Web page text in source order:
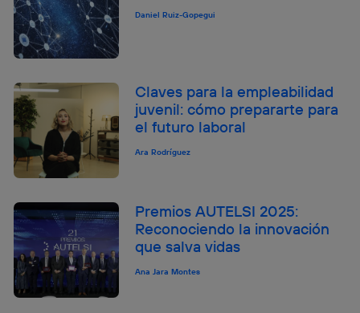
Daniel Ruiz-Gopegui
Claves para la empleabilidad
juvenil: cómo prepararte para
el futuro laboral
Ara Rodríguez
Premios AUTELSI 2025:
Reconociendo la innovación
que salva vidas
Ana Jara Montes